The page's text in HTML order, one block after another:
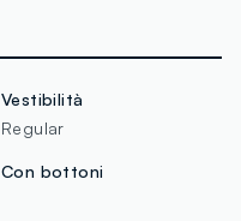
Vestibilità
Regular
Con bottoni